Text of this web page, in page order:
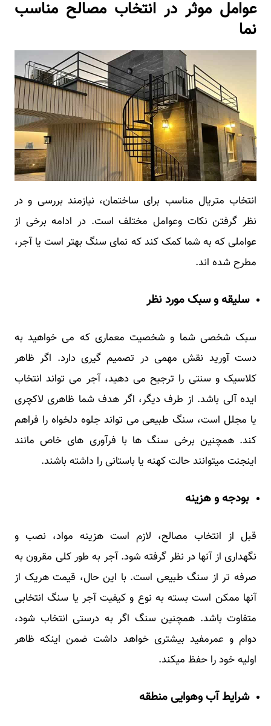
عوامل موثر در انتخاب مصالح مناسب
نما
انتخاب متریال مناسب برای ساختمان، نیازمند بررسی و در
نظر گرفتن نکات وعوامل مختلف است. در ادامه برخی از
عواملی که به شما کمک کند که نمای سنگ بهتر است یا آجر،
مطرح شده اند.
سلیقه و سبک مورد نظر
سبک شخصی شما و شخصیت معماری که می خواهید به
دست آورید نقش مهمی در تصمیم گیری دارد. اگر ظاهر
کلاسیک و سنتی را ترجیح می دهید، آجر می تواند انتخاب
ایده آلی باشد. از طرف دیگر، اگر هدف شما ظاهری لاکچری
یا مجلل است، سنگ طبیعی می تواند جلوه دلخواه را فراهم
کند. همچنین برخی سنگ ها با فرآوری های خاص مانند
اینجنت میتوانند حالت کهنه یا باستانی را داشته باشند.
بودجه و هزینه
قبل از انتخاب مصالح، لازم است هزینه مواد، نصب و
نگهداری از آنها در نظر گرفته شود. آجر به طور کلی مقرون به
صرفه تر از سنگ طبیعی است. با این حال، قیمت هریک از
آنها ممکن است بسته به نوع و کیفیت آجر یا سنگ انتخابی
متفاوت باشد. همچنین سنگ اگر به درستی انتخاب شود،
دوام و عمرمفید بیشتری خواهد داشت ضمن اینکه ظاهر
اولیه خود را حفظ میکند.
شرایط آب وهوایی منطقه